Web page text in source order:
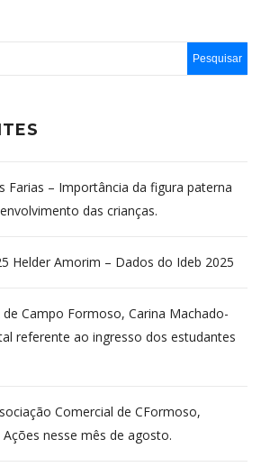
Farias – Importância da figura paterna
das crianças.
Helder Amorim – Dados do Ideb 2025
Campo Formoso, Carina Machado-
referente ao ingresso dos estudantes
Comercial de CFormoso,
nesse mês de agosto.